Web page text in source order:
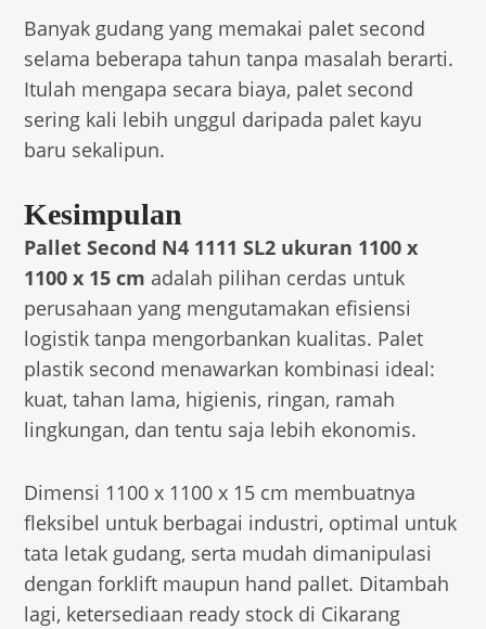
Banyak gudang yang memakai palet second
selama beberapa tahun tanpa masalah berarti.
Itulah mengapa secara biaya, palet second
sering kali lebih unggul daripada palet kayu
baru sekalipun.
Kesimpulan
Pallet Second N4 1111 SL2 ukuran 1100 x
1100 x 15 cm adalah pilihan cerdas untuk
perusahaan yang mengutamakan efisiensi
logistik tanpa mengorbankan kualitas. Palet
plastik second menawarkan kombinasi ideal:
kuat, tahan lama, higienis, ringan, ramah
lingkungan, dan tentu saja lebih ekonomis.
Dimensi 1100 x 1100 x 15 cm membuatnya
fleksibel untuk berbagai industri, optimal untuk
tata letak gudang, serta mudah dimanipulasi
dengan forklift maupun hand pallet. Ditambah
lagi, ketersediaan ready stock di Cikarang